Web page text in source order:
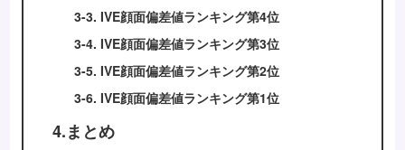
3-3. IVE顔面偏差値ランキング第4位
3-4. IVE顔面偏差値ランキング第3位
3-5. IVE顔面偏差値ランキング第2位
3-6. IVE顔面偏差値ランキング第1位
4.まとめ